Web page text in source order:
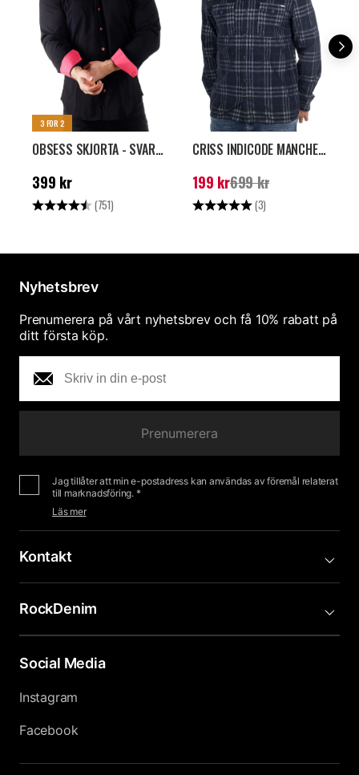
3 FOR 2
OBSESS SKJORTA - SVART/ROSA
Pris: 399 kr
399 kr
Betyg: (751) 4.4 utav 5 stjärnor
CRISS INDICODE MANCHESTERSKJORTA - MÖRKBLÅ
Nuvarande pris:199
kr Tidigare pris:
199 kr699 kr
Betyg: (3)
Nyhetsbrev
Prenumerera på vårt nyhetsbrev och få 10% rabatt på
ditt första köp.
Prenumerera
Jag tillåter att min e-postadress kan användas av föremål relaterat
till marknadsföring. *
Läs mer
Kontakt
RockDenim
Social Media
Instagram
Facebook